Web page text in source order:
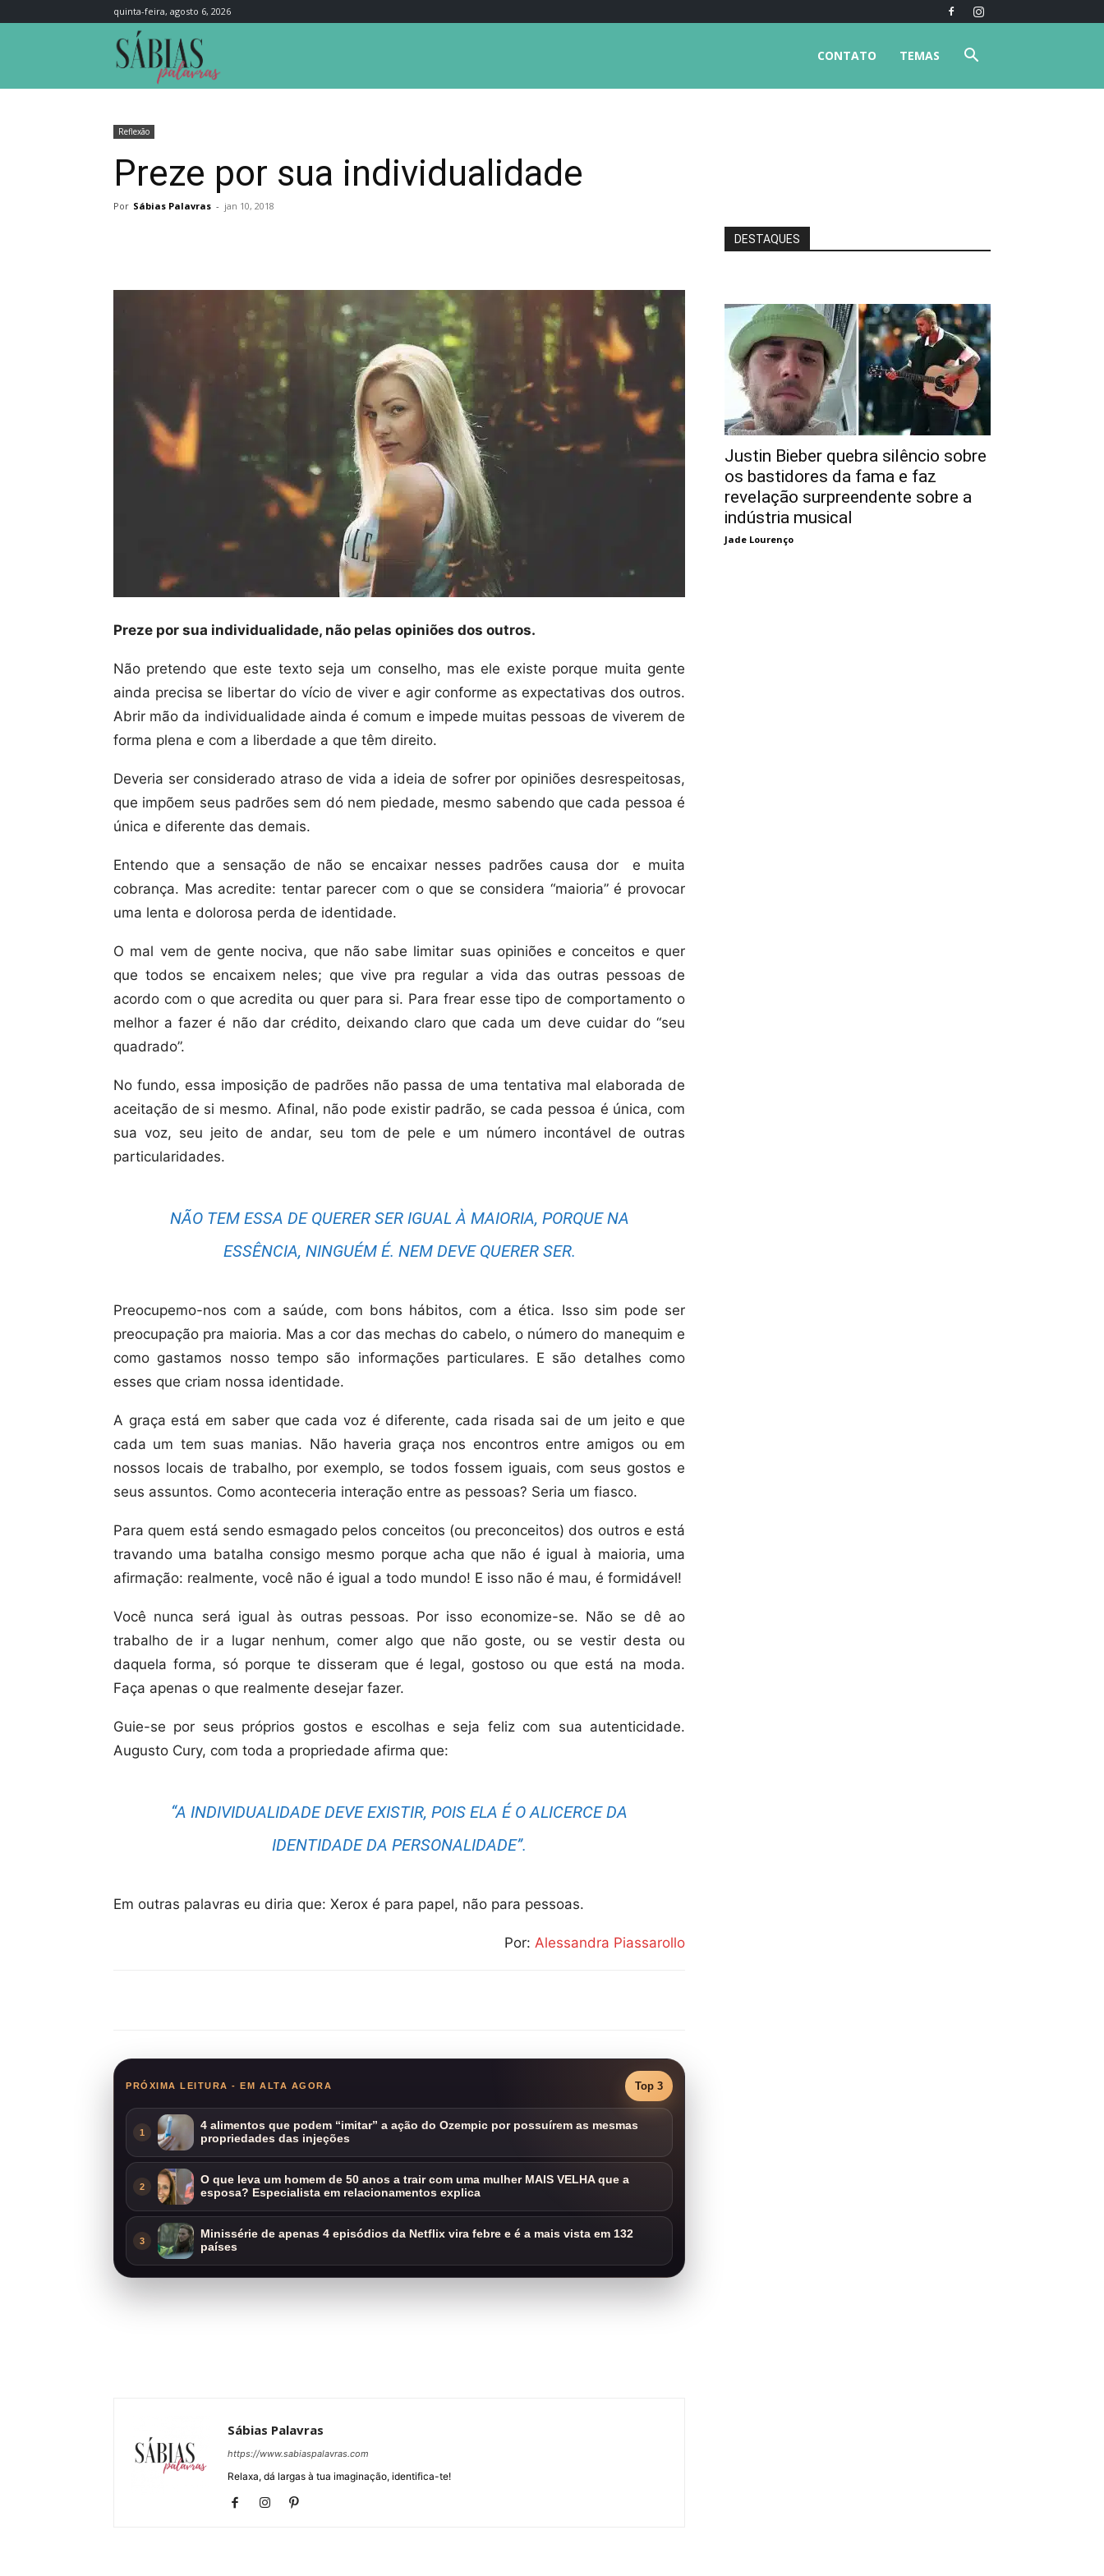
quinta-feira, agosto 6, 2026
TEMAS
CONTATO
Reflexão
Preze por sua individualidade
Por Sábias Palavras - jan 10, 2018
Preze por sua individualidade, não pelas opiniões dos outros.
Não pretendo que este texto seja um conselho, mas ele existe porque muita gente
ainda precisa se libertar do vício de viver e agir conforme as expectativas dos outros.
Abrir mão da individualidade ainda é comum e impede muitas pessoas de viverem de
forma plena e com a liberdade a que têm direito.
Deveria ser considerado atraso de vida a ideia de sofrer por opiniões desrespeitosas,
que impõem seus padrões sem dó nem piedade, mesmo sabendo que cada pessoa é
única e diferente das demais.
Entendo que a sensação de não se encaixar nesses padrões causa dor e muita
cobrança. Mas acredite: tentar parecer com o que se considera “maioria” é provocar
uma lenta e dolorosa perda de identidade.
O mal vem de gente nociva, que não sabe limitar suas opiniões e conceitos e quer
que todos se encaixem neles; que vive pra regular a vida das outras pessoas de
acordo com o que acredita ou quer para si. Para frear esse tipo de comportamento o
melhor a fazer é não dar crédito, deixando claro que cada um deve cuidar do “seu
quadrado”.
No fundo, essa imposição de padrões não passa de uma tentativa mal elaborada de
aceitação de si mesmo. Afinal, não pode existir padrão, se cada pessoa é única, com
sua voz, seu jeito de andar, seu tom de pele e um número incontável de outras
particularidades.
NÃO TEM ESSA DE QUERER SER IGUAL À MAIORIA, PORQUE NA
ESSÊNCIA, NINGUÉM É. NEM DEVE QUERER SER.
Preocupemo-nos com a saúde, com bons hábitos, com a ética. Isso sim pode ser
preocupação pra maioria. Mas a cor das mechas do cabelo, o número do manequim e
como gastamos nosso tempo são informações particulares. E são detalhes como
esses que criam nossa identidade.
A graça está em saber que cada voz é diferente, cada risada sai de um jeito e que
cada um tem suas manias. Não haveria graça nos encontros entre amigos ou em
nossos locais de trabalho, por exemplo, se todos fossem iguais, com seus gostos e
seus assuntos. Como aconteceria interação entre as pessoas? Seria um fiasco.
Para quem está sendo esmagado pelos conceitos (ou preconceitos) dos outros e está
travando uma batalha consigo mesmo porque acha que não é igual à maioria, uma
afirmação: realmente, você não é igual a todo mundo! E isso não é mau, é formidável!
Você nunca será igual às outras pessoas. Por isso economize-se. Não se dê ao
trabalho de ir a lugar nenhum, comer algo que não goste, ou se vestir desta ou
daquela forma, só porque te disseram que é legal, gostoso ou que está na moda.
Faça apenas o que realmente desejar fazer.
Guie-se por seus próprios gostos e escolhas e seja feliz com sua autenticidade.
Augusto Cury, com toda a propriedade afirma que:
“A INDIVIDUALIDADE DEVE EXISTIR, POIS ELA É O ALICERCE DA
IDENTIDADE DA PERSONALIDADE”.
Em outras palavras eu diria que: Xerox é para papel, não para pessoas.
Por: Alessandra Piassarollo
PRÓXIMA LEITURA - EM ALTA AGORA Top 3
1
4 alimentos que podem “imitar” a ação do Ozempic por possuírem as mesmas
propriedades das injeções
2
O que leva um homem de 50 anos a trair com uma mulher MAIS VELHA que a
esposa? Especialista em relacionamentos explica
3
Minissérie de apenas 4 episódios da Netflix vira febre e é a mais vista em 132
países
Sábias Palavras
https://www.sabiaspalavras.com
Relaxa, dá largas à tua imaginação, identifica-te!
DESTAQUES
Justin Bieber quebra silêncio sobre
os bastidores da fama e faz
revelação surpreendente sobre a
indústria musical
Jade Lourenço